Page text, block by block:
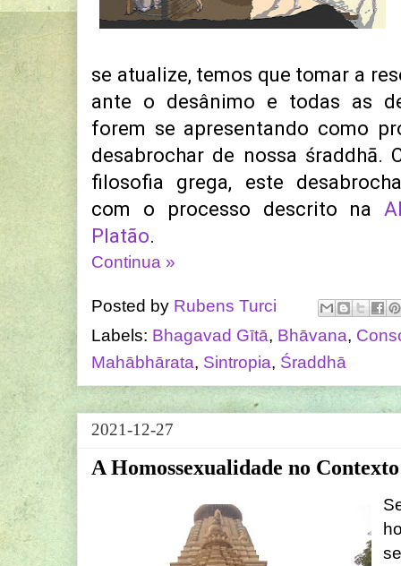
se atualize, temos que tomar a
ante o desânimo e todas as
forem se apresentando como
desabrochar de nossa śraddhā.
filosofia grega, este
com o processo descrito na
Platão.
Continua »
Posted by Rubens Turci
Labels: Bhagavad Gītā, Bhāvana,
Mahābhārata, Sintropia, Śraddhā
2021-12-27
A Homossexualidade no